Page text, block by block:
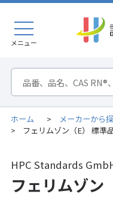
メニュー
ホーム > メーカーから
> フェリムゾン（E） 標準
HPC Standards
フェリムゾン